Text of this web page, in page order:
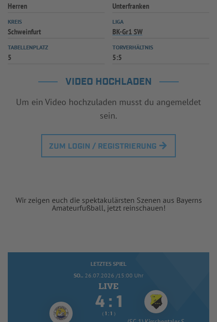
Herren Unterfranken
KREIS
Schweinfurt
LIGA
BK-Gr1 SW
TABELLENPLATZ
5
TORVERHÄLTNIS
5:5
VIDEO HOCHLADEN
Um ein Video hochzuladen musst du angemeldet
sein.
ZUM LOGIN / REGISTRIERUNG
Wir zeigen euch die spektakulärsten Szenen aus Bayerns
Amateurfußball, jetzt reinschauen!
LETZTES SPIEL
SO.. 26.07.2026 /15:00 Uhr
 : 
(  :  )